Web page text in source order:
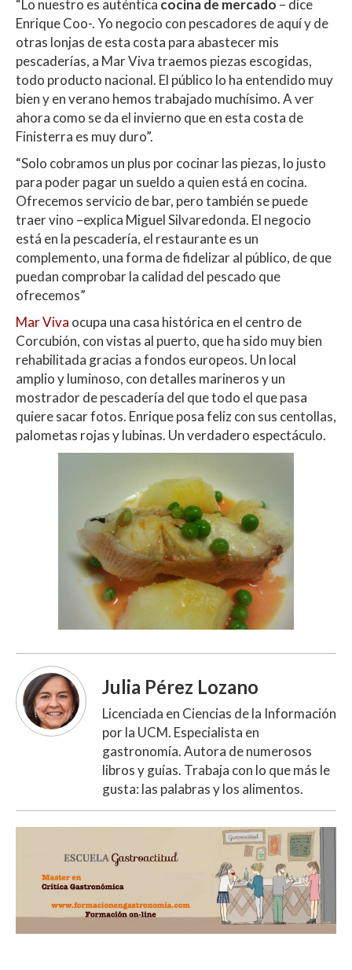
“Lo nuestro es auténtica cocina de mercado – dice
Enrique Coo-. Yo negocio con pescadores de aquí y de
otras lonjas de esta costa para abastecer mis
pescaderías, a Mar Viva traemos piezas escogidas,
todo producto nacional. El público lo ha entendido muy
bien y en verano hemos trabajado muchísimo. A ver
ahora como se da el invierno que en esta costa de
Finisterra es muy duro”.
“Solo cobramos un plus por cocinar las piezas, lo justo
para poder pagar un sueldo a quien está en cocina.
Ofrecemos servicio de bar, pero también se puede
traer vino –explica Miguel Silvaredonda. El negocio
está en la pescadería, el restaurante es un
complemento, una forma de fidelizar al público, de que
puedan comprobar la calidad del pescado que
ofrecemos”
Mar Viva ocupa una casa histórica en el centro de
Corcubión, con vistas al puerto, que ha sido muy bien
rehabilitada gracias a fondos europeos. Un local
amplio y luminoso, con detalles marineros y un
mostrador de pescadería del que todo el que pasa
quiere sacar fotos. Enrique posa feliz con sus centollas,
palometas rojas y lubinas. Un verdadero espectáculo.
Julia Pérez Lozano
Licenciada en Ciencias de la Información
por la UCM. Especialista en
gastronomía. Autora de numerosos
libros y guías. Trabaja con lo que más le
gusta: las palabras y los alimentos.